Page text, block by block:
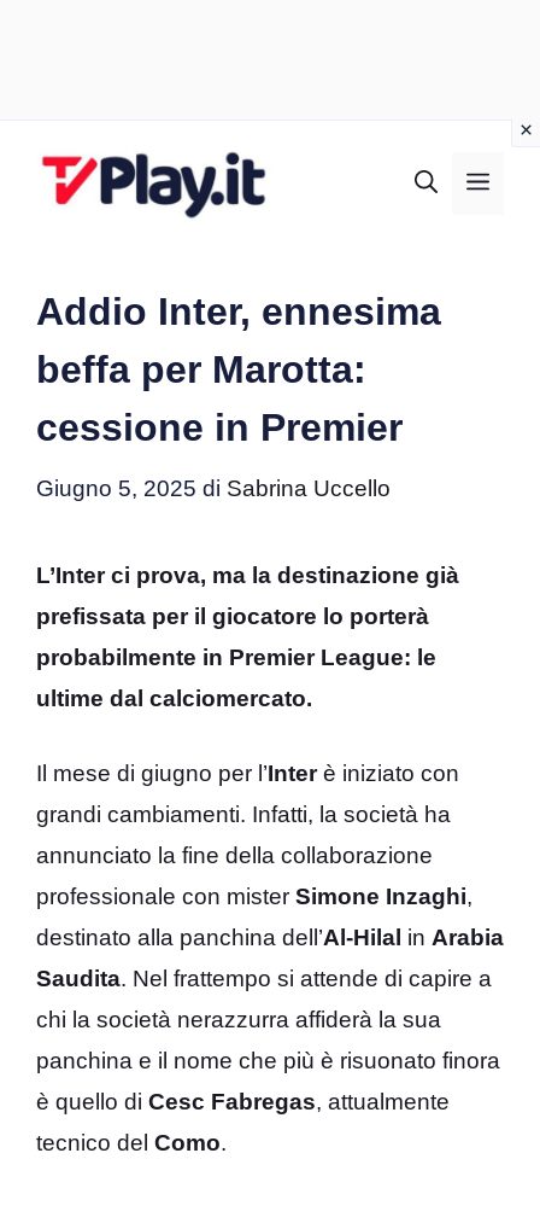
Addio Inter, ennesima
beffa per Marotta:
cessione in Premier
Giugno 5, 2025 di Sabrina Uccello
L’Inter ci prova, ma la destinazione già
prefissata per il giocatore lo porterà
probabilmente in Premier League: le
ultime dal calciomercato.
Il mese di giugno per l’Interè iniziato con
grandi cambiamenti. Infatti, la società ha
annunciato la fine della collaborazione
professionale con mister Simone Inzaghi,
destinato alla panchina dell’Al-Hilal in Arabia
Saudita. Nel frattempo si attende di capire a
chi la società nerazzurra affiderà la sua
panchina e il nome che più è risuonato finora
è quello di Cesc Fabregas, attualmente
tecnico del Como.